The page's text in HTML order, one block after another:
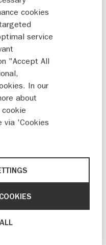
voorbereiding.
alle vloeistoffen,
banden,
Verder is het goed
in de auto te
een
alle inzittenden
Ook handig om
wc-rol,
voor Duitsland
je dat je die bij
cookies
service
"Accept All
In our
about
via 'Cookies